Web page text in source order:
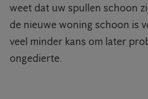
weet dat uw spullen schoon
de nieuwe woning schoon is
veel minder kans om later
ongedierte.